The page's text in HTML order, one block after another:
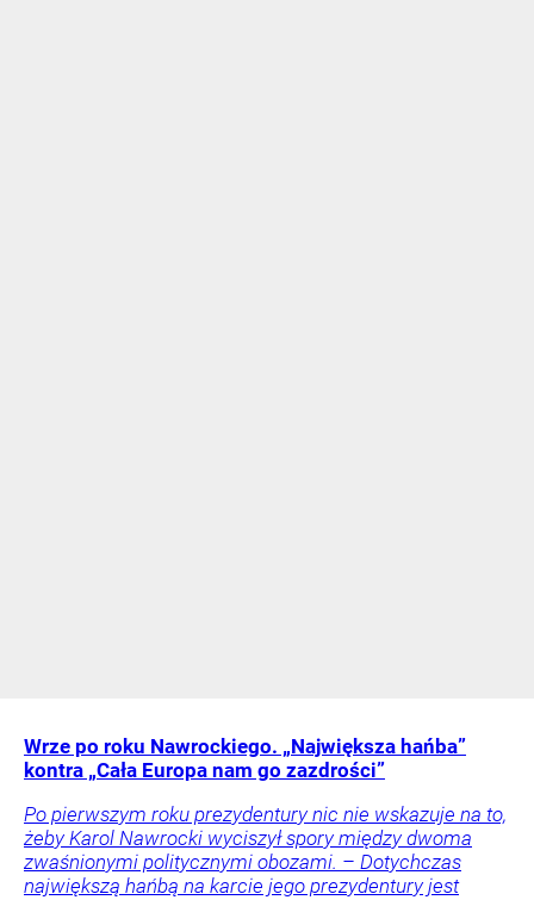
Wrze po roku Nawrockiego. „Największa hańba”
kontra „Cała Europa nam go zazdrości”
Po pierwszym roku prezydentury nic nie wskazuje na to,
żeby Karol Nawrocki wyciszył spory między dwoma
zwaśnionymi politycznymi obozami. – Dotychczas
największą hańbą na karcie jego prezydentury jest